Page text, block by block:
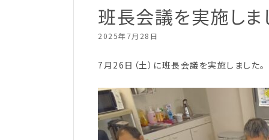
班長会議を実施しま
2025年7月28日
7月26日（土）に班長会議を実施しました。